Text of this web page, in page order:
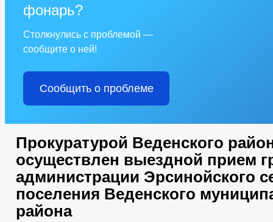
фонарь?
Столкнулись с проблемой —
сообщите о ней!
Сообщить о проблеме
Прокуратурой Веденского
осуществлен выездной прием
администрации Эрсинойского
поселения Веденского
района